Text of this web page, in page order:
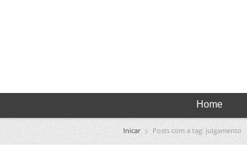
Home
Inicar Posts com a tag: julgamento